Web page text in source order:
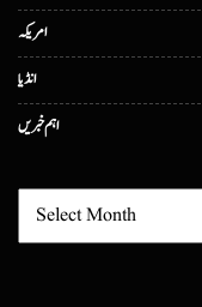
امریکہ
انڈیا
اہم خبریں